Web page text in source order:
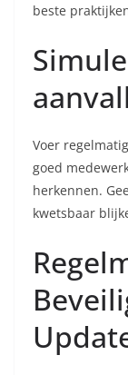
beste
Voer
goed
herkennen.
kwetsbaar